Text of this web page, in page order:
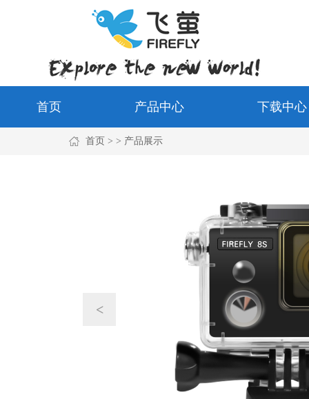
首页 产品中心 下载中心
首页 > > 产品展示
<